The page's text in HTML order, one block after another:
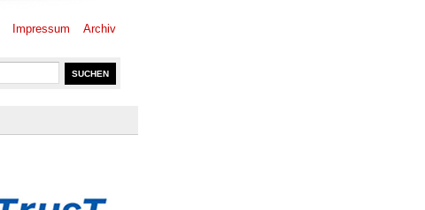
Impressum Archiv